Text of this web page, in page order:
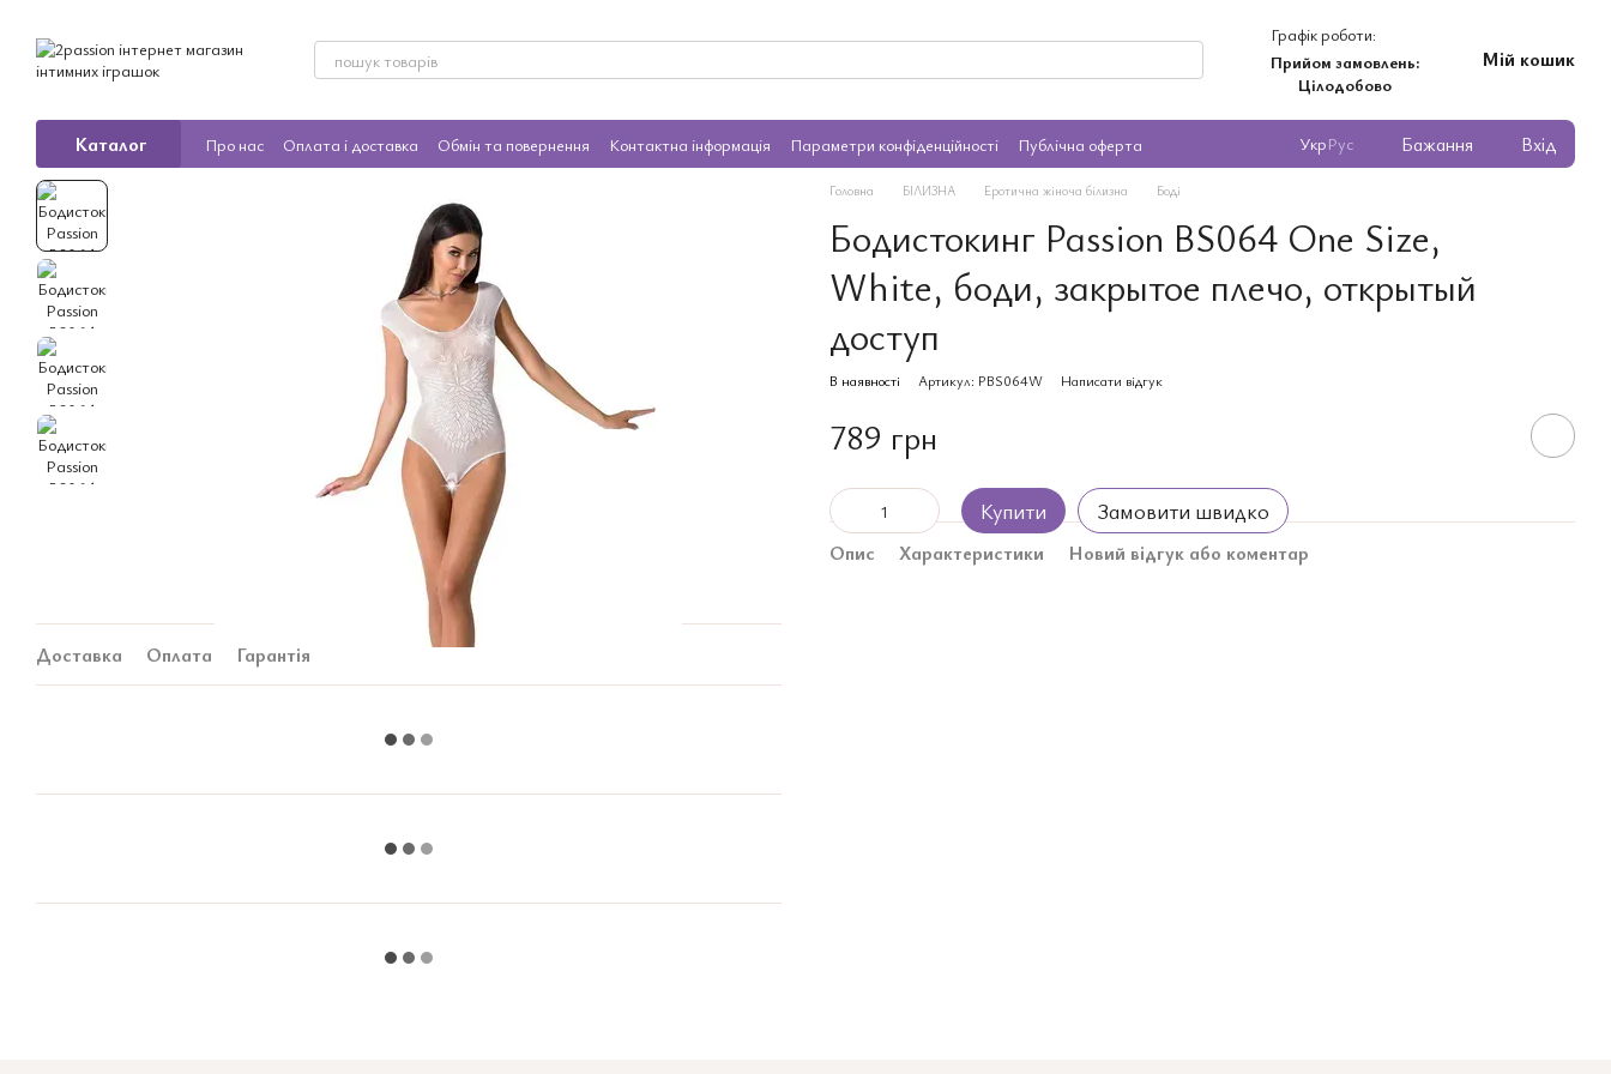
Графік роботи:
Прийом замовлень:
Цілодобово
Мій кошик
Каталог Про нас Оплата і доставка Обмін та повернення Контактна інформація Параметри конфіденційності Публічна оферта УкрРус Бажання Вхід
Доставка Оплата Гарантія
Головна БІЛИЗНА Еротична жіноча білизна Боді
Бодистокинг Passion BS064 One Size,
White, боди, закрытое плечо, открытый
доступ
В наявності Артикул: PBS064W Написати відгук
789 грн
Купити Замовити швидко
Опис Характеристики Новий відгук або коментар